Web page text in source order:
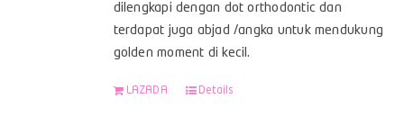
dilengkapi dengan dot orthodontic dan
terdapat juga abjad /angka untuk mendukung
golden moment di kecil.
LAZADA Details